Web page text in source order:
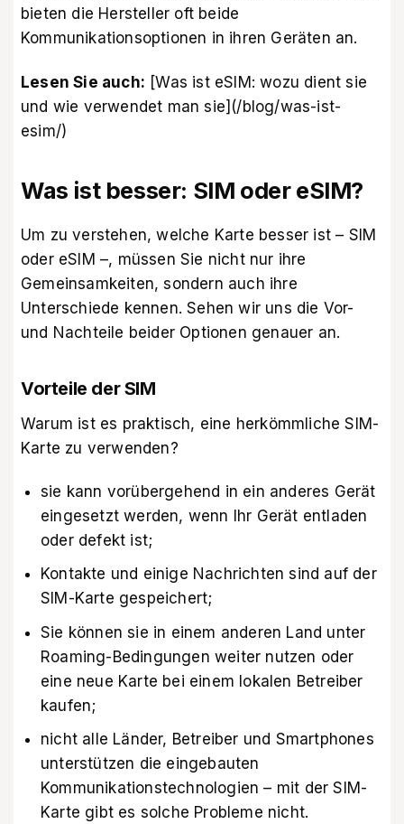
bieten die Hersteller oft beide
Kommunikationsoptionen in ihren Geräten an.
Lesen Sie auch: [Was ist eSIM: wozu dient sie
und wie verwendet man sie](/blog/was-ist-
esim/)
Was ist besser: SIM oder eSIM?
Um zu verstehen, welche Karte besser ist – SIM
oder eSIM –, müssen Sie nicht nur ihre
Gemeinsamkeiten, sondern auch ihre
Unterschiede kennen. Sehen wir uns die Vor-
und Nachteile beider Optionen genauer an.
Vorteile der SIM
Warum ist es praktisch, eine herkömmliche SIM-
Karte zu verwenden?
sie kann vorübergehend in ein anderes Gerät
eingesetzt werden, wenn Ihr Gerät entladen
oder defekt ist;
Kontakte und einige Nachrichten sind auf der
SIM-Karte gespeichert;
Sie können sie in einem anderen Land unter
Roaming-Bedingungen weiter nutzen oder
eine neue Karte bei einem lokalen Betreiber
kaufen;
nicht alle Länder, Betreiber und Smartphones
unterstützen die eingebauten
Kommunikationstechnologien – mit der SIM-
Karte gibt es solche Probleme nicht.